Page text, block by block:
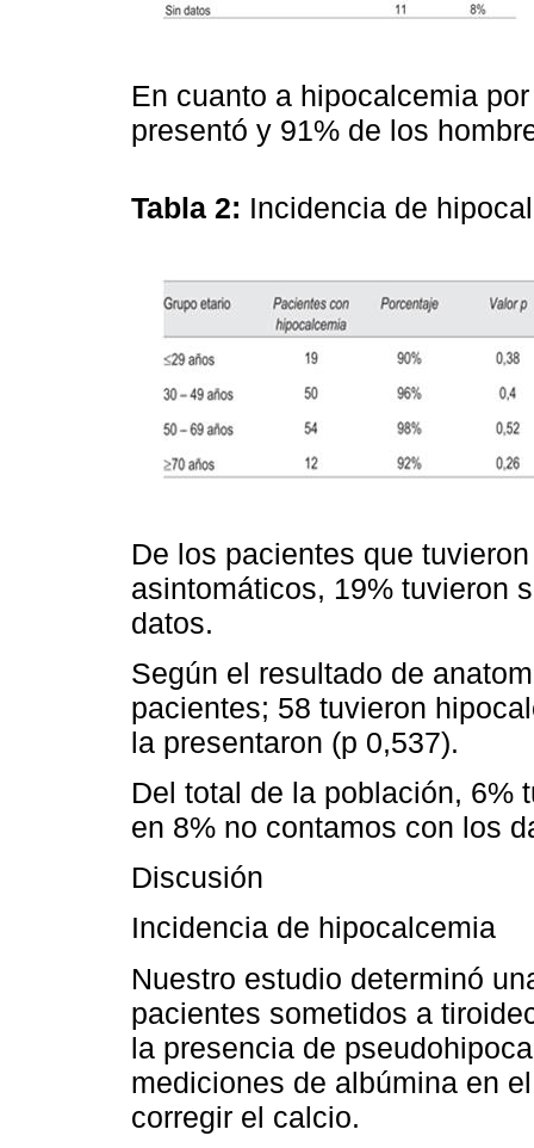
En cuanto a hipocalcemia
presentó y 91% de los
Tabla 2: Incidencia de
De los pacientes que
asintomáticos, 19% tuvieron
datos.
Según el resultado de
pacientes; 58 tuvieron
la presentaron (p 0,537).
Del total de la población, 6%
en 8% no contamos con los
Discusión
Incidencia de hipocalcemia
Nuestro estudio determinó
pacientes sometidos a
la presencia de
mediciones de albúmina en
corregir el calcio.